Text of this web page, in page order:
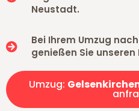
Neustadt.
Bei Ihrem Umzug
genießen Sie
Umzug: